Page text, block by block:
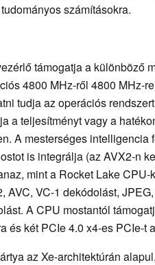
számításokra.
támogatja a különböző
4800 MHz-ről 4800 MHz-
tudja az operációs
a teljesítményt vagy a
A mesterséges intelligencia
is integrálja (az AVX2-n
mint a Rocket Lake CPU-
AVC, VC-1 dekódolást,
A CPU mostantól
és két PCIe 4.0 x4-es PCIe-t
az Xe-architektúrán